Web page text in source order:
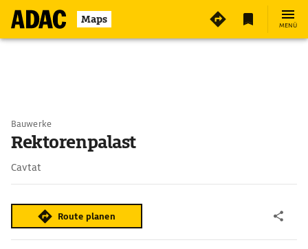
Maps MENÜ
Bauwerke
Rektorenpalast
Cavtat
Route planen